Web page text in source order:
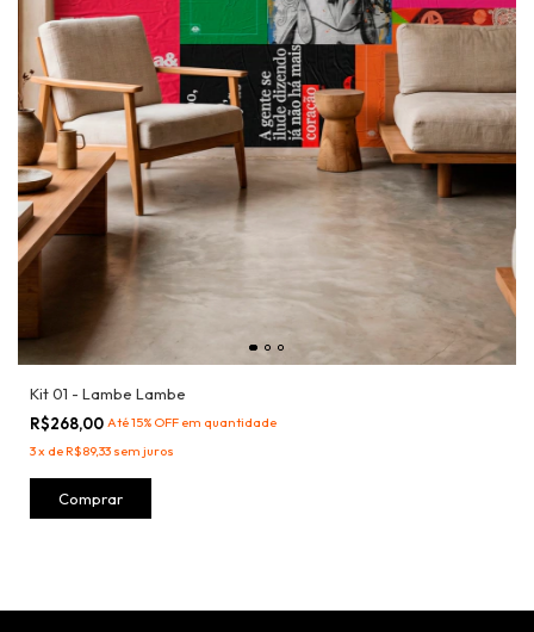
Kit 01 - Lambe Lambe
R$268,00 Até 15% OFF em quantidade
3x deR$89,33 sem juros